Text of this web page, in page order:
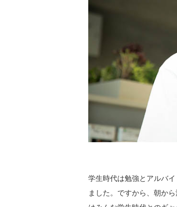
学生時代は勉強とアルバ
ました。ですから、朝か